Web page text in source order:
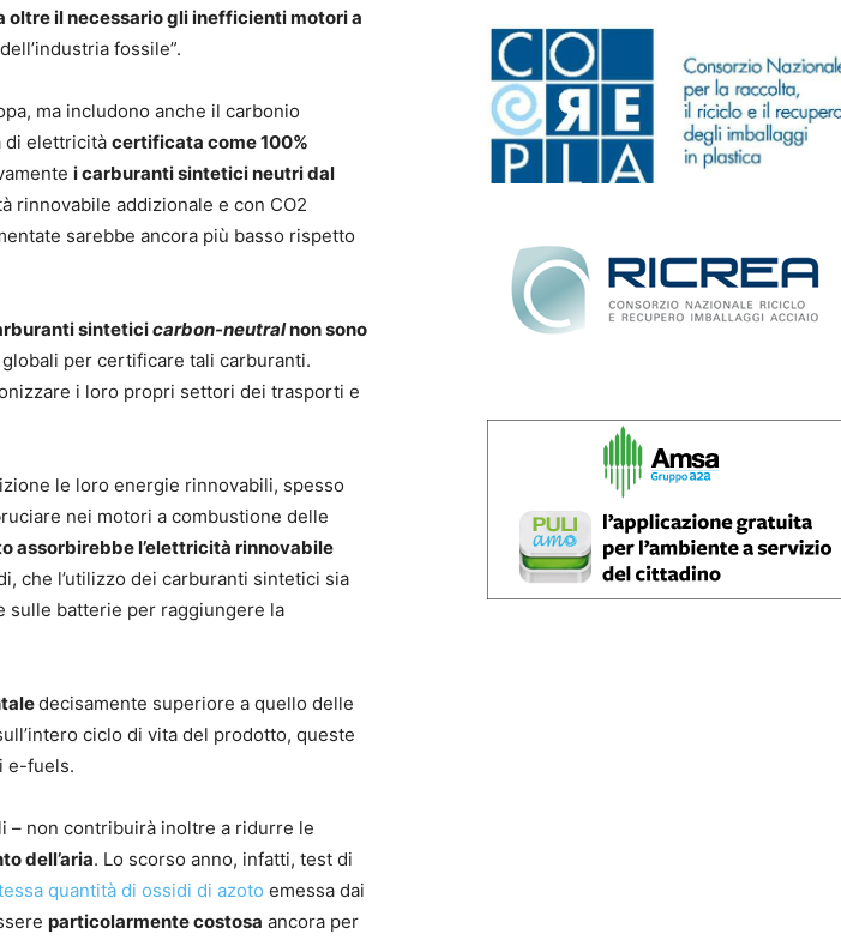
oltre il necessario gli inefficienti motori a
fossile”.
ma includono anche il carbonio
di elettricità certificata come 100%
i carburanti sintetici neutri dal
rinnovabile addizionale e con CO2
sarebbe ancora più basso rispetto
sinteticicarbon-neutralnon sono
per certificare tali carburanti.
i loro propri settori dei trasporti e
le loro energie rinnovabili, spesso
nei motori a combustione delle
assorbirebbe l’elettricità rinnovabile
che l’utilizzo dei carburanti sintetici sia
sulle batterie per raggiungere la
decisamente superiore a quello delle
ciclo di vita del prodotto, queste
e-fuels.
– non contribuirà inoltre a ridurre le
dell’aria. Lo scorso anno, infatti, test di
quantità di ossidi di azoto emessa dai
particolarmente costosa ancora per